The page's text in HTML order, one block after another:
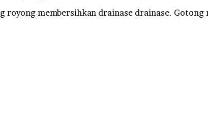
royong membersihkan drainase drainase.